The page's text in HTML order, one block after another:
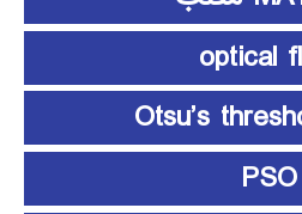
optical
Otsu’s
PSO